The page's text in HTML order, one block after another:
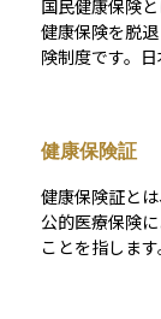
国民健康保険
健康保険を脱
険制度です。
加入・脱退の
民票のある自
成に応じて決
負担すれば診
医療費の支援
健康保険証
健康保険証と
公的医療保険
ことを指しま